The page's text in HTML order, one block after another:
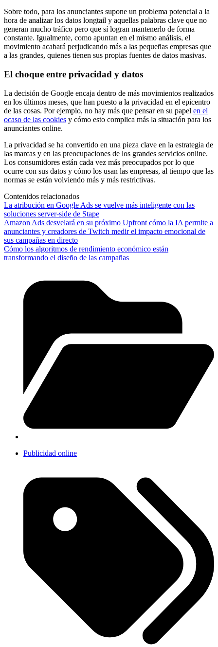
Sobre todo, para los anunciantes supone un problema potencial a la
hora de analizar los datos longtail y aquellas palabras clave que no
generan mucho tráfico pero que sí logran mantenerlo de forma
constante. Igualmente, como apuntan en el mismo análisis, el
movimiento acabará perjudicando más a las pequeñas empresas que
a las grandes, quienes tienen sus propias fuentes de datos masivas.
El choque entre privacidad y datos
La decisión de Google encaja dentro de más movimientos realizados
en los últimos meses, que han puesto a la privacidad en el epicentro
de las cosas. Por ejemplo, no hay más que pensar en su papel en el
ocaso de las cookies y cómo esto complica más la situación para los
anunciantes online.
La privacidad se ha convertido en una pieza clave en la estrategia de
las marcas y en las preocupaciones de los grandes servicios online.
Los consumidores están cada vez más preocupados por lo que
ocurre con sus datos y cómo los usan las empresas, al tiempo que las
normas se están volviendo más y más restrictivas.
Contenidos relacionados
La atribución en Google Ads se vuelve más inteligente con las
soluciones server-side de Stape
Amazon Ads desvelará en su próximo Upfront cómo la IA permite a
anunciantes y creadores de Twitch medir el impacto emocional de
sus campañas en directo
Cómo los algoritmos de rendimiento económico están
transformando el diseño de las campañas
Publicidad online